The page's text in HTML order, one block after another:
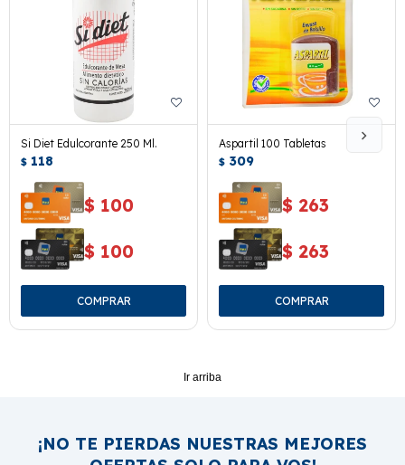
Si Diet Edulcorante 250 Ml.
$ 118
$ 100
$ 100
Aspartil 100 Tabletas
$ 309
$ 263
$ 263
Ir arriba
¡NO TE PIERDAS NUESTRAS MEJORES